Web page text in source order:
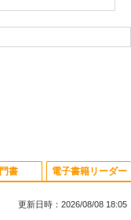
更新日時：2026/08/08 18:05
書 電子書籍リーダー